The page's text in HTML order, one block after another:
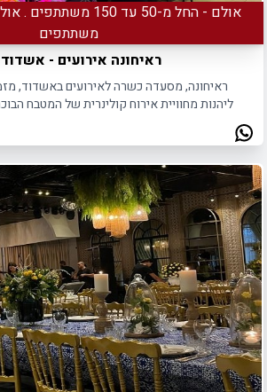
משתתפים
ראיחונה אירועים - אשדוד
ראיחונה, מסעדה כשרה לאירועים באשדוד,
ליהנות מחוויית אירוח קולינרית של המטבח